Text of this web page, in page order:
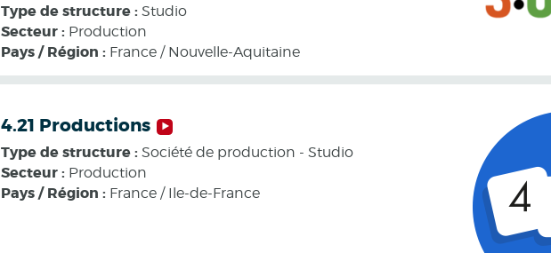
Type de structure : Studio
Secteur : Production
Pays / Région : France / Nouvelle-Aquitaine
4.21 Productions
Type de structure : Société de production - Studio
Secteur : Production
Pays / Région : France / Ile-de-France